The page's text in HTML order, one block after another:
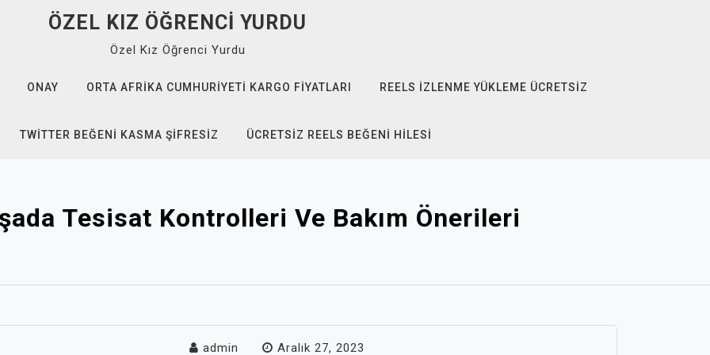
ÖZEL KIZ ÖĞRENCI YURDU
Özel Kız Öğrenci Yurdu
ONAY ORTA AFRIKA CUMHURIYETI KARGO FIYATLARI REELS İZLENME YÜKLEME ÜCRETSIZ
TWITTER BEĞENI KASMA ŞIFRESIZ ÜCRETSIZ REELS BEĞENI HILESI
Tesisat Kontrolleri Ve Bakım Önerileri
admin Aralık 27, 2023